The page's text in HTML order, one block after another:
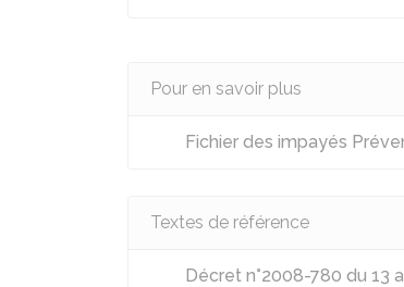
Pour en savoir plus
Fichier des impayés
Textes de référence
Décret n°2008-780 du 13